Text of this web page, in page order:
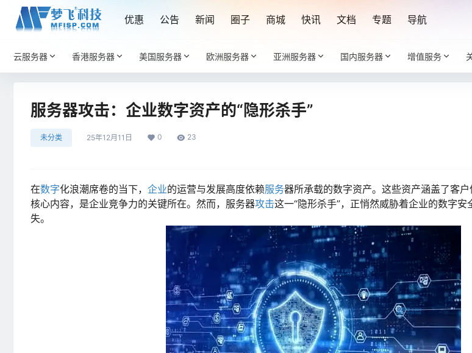
优惠 公告 新闻 圈子 商城 快讯 文档 专题 导航
云服务器 香港服务器 美国服务器 欧洲服务器 亚洲服务器 国内服务器 增值服务
服务器攻击：企业数字资产的“隐形杀手”
未分类 25年12月11日 0 23
在数字化浪潮席卷的当下， 企业的运营与发展高度依赖服务器所承载的数字资产。这些资产涵盖了客
核心内容，是企业竞争力的关键所在。然而，服务器攻击这一“隐形杀手”，正悄然威胁着企业的数字
失。